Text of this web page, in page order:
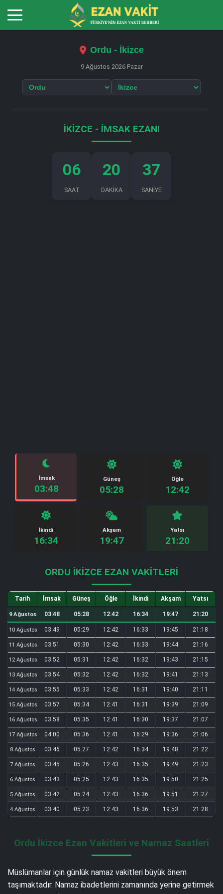
Ordu - İkizce
9 Ağustos 2026 Pazar
İKIZCE - İMSAK EZANI
06
SAAT
20
DAKİKA
36
SANİYE
İmsak
03:48
Güneş
05:28
Öğle
12:42
İkindi
16:34
Akşam
19:47
Yatsı
21:20
ORDU İKIZCE EZAN VAKITLERI
Tarih İmsak Güneş Öğle İkindi Akşam Yatsı
9 Ağustos 03:48 05:28 12:42 16:34 19:47 21:20
10 Ağustos 03:49 05:29 12:42 16:33 19:45 21:18
11 Ağustos 03:51 05:30 12:42 16:33 19:44 21:16
12 Ağustos 03:52 05:31 12:42 16:32 19:43 21:15
13 Ağustos 03:54 05:32 12:42 16:32 19:41 21:13
14 Ağustos 03:55 05:33 12:42 16:31 19:40 21:11
15 Ağustos 03:57 05:34 12:41 16:31 19:39 21:09
16 Ağustos 03:58 05:35 12:41 16:30 19:37 21:07
17 Ağustos 04:00 05:36 12:41 16:29 19:36 21:06
8 Ağustos 03:46 05:27 12:42 16:34 19:48 21:22
7 Ağustos 03:45 05:26 12:43 16:35 19:49 21:23
6 Ağustos 03:43 05:25 12:43 16:35 19:50 21:25
5 Ağustos 03:42 05:24 12:43 16:36 19:51 21:27
4 Ağustos 03:40 05:23 12:43 16:36 19:53 21:28
Ordu İkizce Ezan Vakitleri ve Namaz Saatleri
Müslümanlar için günlük namaz vakitleri büyük önem
taşımaktadır. Namaz ibadetlerini zamanında yerine getirmek